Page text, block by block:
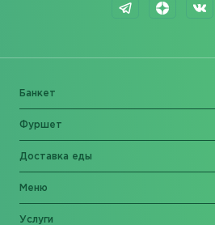
Банкет
Фуршет
Доставка еды
Меню
Услуги